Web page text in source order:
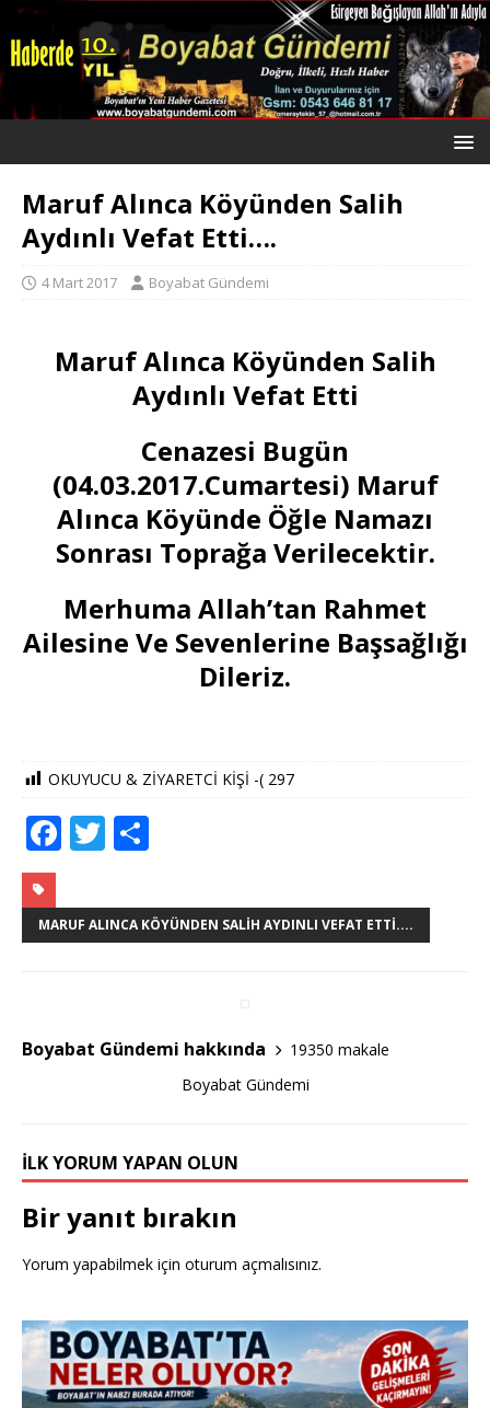
Maruf Alınca Köyünden Salih
Aydınlı Vefat Etti….
4 Mart 2017 Boyabat Gündemi
Maruf Alınca Köyünden Salih
Aydınlı Vefat Etti
Cenazesi Bugün
(04.03.2017.Cumartesi) Maruf
Alınca Köyünde Öğle Namazı
Sonrası Toprağa Verilecektir.
Merhuma Allah’tan Rahmet
Ailesine Ve Sevenlerine Başsağlığı
Dileriz.
OKUYUCU & ZİYARETCİ KİŞİ -( 297
F
c
e
o
T
it
te
ar
e
MARUF ALINCA KÖYÜNDEN SALIH AYDINLI VEFAT ETTI....
Boyabat Gündemi hakkında
19350 makale
Boyabat Gündemi
İLK YORUM YAPAN OLUN
Bir yanıt bırakın
Yorum yapabilmek için oturum açmalısınız.